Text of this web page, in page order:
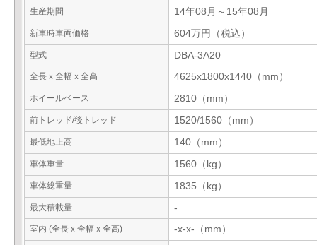
生産期間 14年08月～15年08月
新車時車両価格 604万円（税込）
型式 DBA-3A20
全長ｘ全幅ｘ全高 4625x1800x1440（mm）
ホイールベース 2810（mm）
前トレッド/後トレッド 1520/1560（mm）
最低地上高 140（mm）
車体重量 1560（kg）
車体総重量 1835（kg）
最大積載量 -
室内 (全長ｘ全幅ｘ全高) -x-x-（mm）